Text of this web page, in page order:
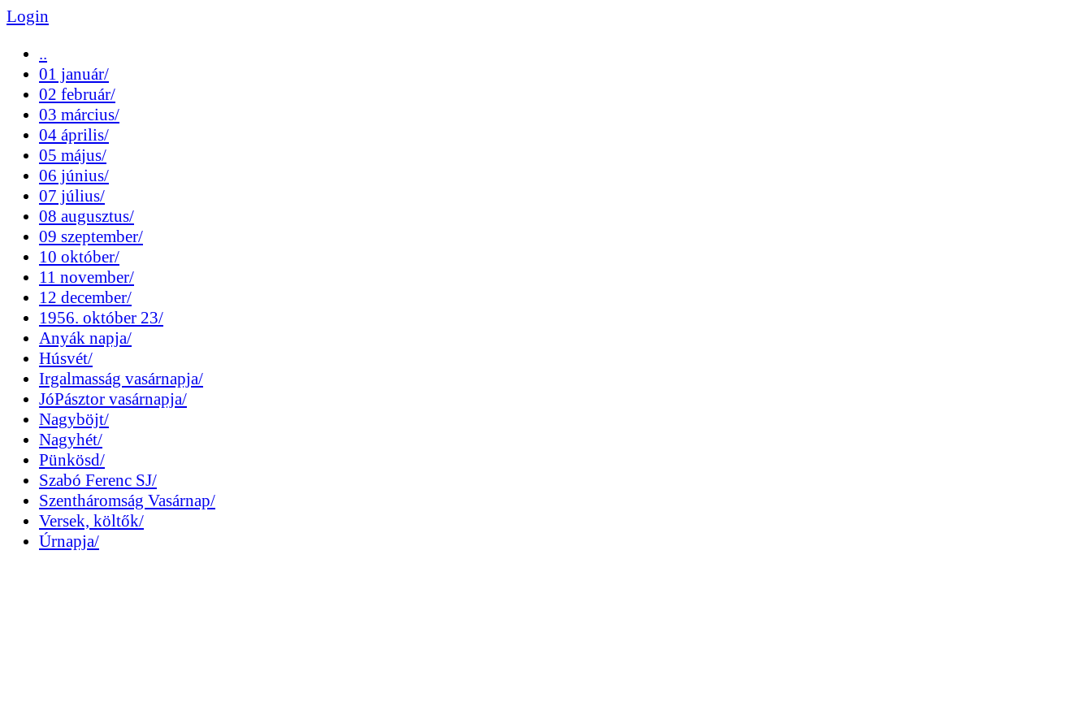
Login
..
01 január/
02 február/
03 március/
04 április/
05 május/
06 június/
07 július/
08 augusztus/
09 szeptember/
10 október/
11 november/
12 december/
1956. október 23/
Anyák napja/
Húsvét/
Irgalmasság vasárnapja/
JóPásztor vasárnapja/
Nagyböjt/
Nagyhét/
Pünkösd/
Szabó Ferenc SJ/
Szentháromság Vasárnap/
Versek, költők/
Úrnapja/